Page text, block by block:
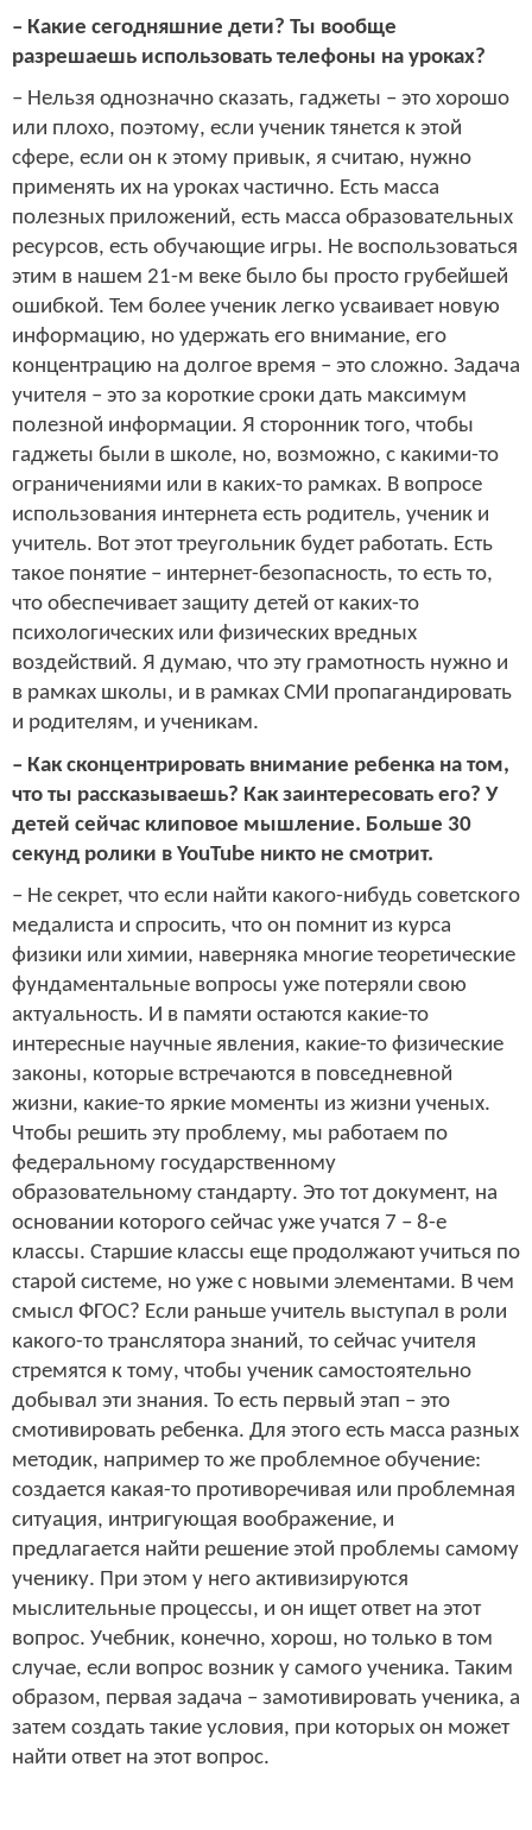
– Какие сегодняшние дети? Ты вообще
разрешаешь использовать телефоны на уроках?
– Нельзя однозначно сказать, гаджеты – это хорошо
или плохо, поэтому, если ученик тянется к этой
сфере, если он к этому привык, я считаю, нужно
применять их на уроках частично. Есть масса
полезных приложений, есть масса образовательных
ресурсов, есть обучающие игры. Не воспользоваться
этим в нашем 21-м веке было бы просто грубейшей
ошибкой. Тем более ученик легко усваивает новую
информацию, но удержать его внимание, его
концентрацию на долгое время – это сложно. Задача
учителя – это за короткие сроки дать максимум
полезной информации. Я сторонник того, чтобы
гаджеты были в школе, но, возможно, с какими-то
ограничениями или в каких-то рамках. В вопросе
использования интернета есть родитель, ученик и
учитель. Вот этот треугольник будет работать. Есть
такое понятие – интернет-безопасность, то есть то,
что обеспечивает защиту детей от каких-то
психологических или физических вредных
воздействий. Я думаю, что эту грамотность нужно и
в рамках школы, и в рамках СМИ пропагандировать
и родителям, и ученикам.
– Как сконцентрировать внимание ребенка на том,
что ты рассказываешь? Как заинтересовать его? У
детей сейчас клиповое мышление. Больше 30
секунд ролики в YouTube никто не смотрит.
– Не секрет, что если найти какого-нибудь советского
медалиста и спросить, что он помнит из курса
физики или химии, наверняка многие теоретические
фундаментальные вопросы уже потеряли свою
актуальность. И в памяти остаются какие-то
интересные научные явления, какие-то физические
законы, которые встречаются в повседневной
жизни, какие-то яркие моменты из жизни ученых.
Чтобы решить эту проблему, мы работаем по
федеральному государственному
образовательному стандарту. Это тот документ, на
основании которого сейчас уже учатся 7 – 8-е
классы. Старшие классы еще продолжают учиться по
старой системе, но уже с новыми элементами. В чем
смысл ФГОС? Если раньше учитель выступал в роли
какого-то транслятора знаний, то сейчас учителя
стремятся к тому, чтобы ученик самостоятельно
добывал эти знания. То есть первый этап – это
смотивировать ребенка. Для этого есть масса разных
методик, например то же проблемное обучение:
создается какая-то противоречивая или проблемная
ситуация, интригующая воображение, и
предлагается найти решение этой проблемы самому
ученику. При этом у него активизируются
мыслительные процессы, и он ищет ответ на этот
вопрос. Учебник, конечно, хорош, но только в том
случае, если вопрос возник у самого ученика. Таким
образом, первая задача – замотивировать ученика, а
затем создать такие условия, при которых он может
найти ответ на этот вопрос.